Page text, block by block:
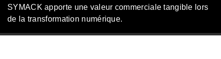
SYMACK apporte une valeur commerciale tangible lors
de la transformation numérique.